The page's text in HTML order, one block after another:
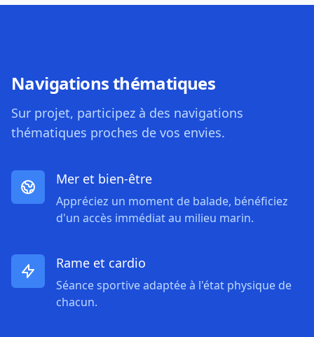
Navigations thématiques
Sur projet, participez à des navigations
thématiques proches de vos envies.
Mer et bien-être
Appréciez un moment de balade, bénéficiez
d'un accès immédiat au milieu marin.
Rame et cardio
Séance sportive adaptée à l'état physique de
chacun.